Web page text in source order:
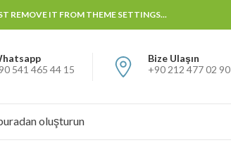
REMOVE IT FROM THEME SETTINGS...
541 465 44 15
Bize Ulaşın
+90 212 477 02 90
oluşturun